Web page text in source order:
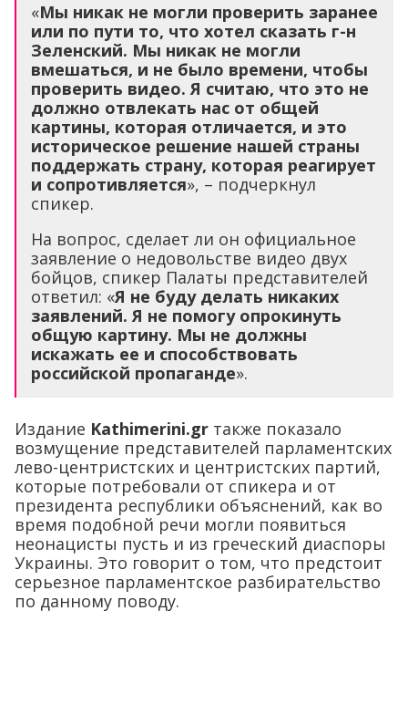
«Мы никак не могли проверить заранее
или по пути то, что хотел сказать г-н
Зеленский. Мы никак не могли
вмешаться, и не было времени, чтобы
проверить видео. Я считаю, что это не
должно отвлекать нас от общей
картины, которая отличается, и это
историческое решение нашей страны
поддержать страну, которая реагирует
и сопротивляется», – подчеркнул
спикер.
На вопрос, сделает ли он официальное
заявление о недовольстве видео двух
бойцов, спикер Палаты представителей
ответил: «Я не буду делать никаких
заявлений. Я не помогу опрокинуть
общую картину. Мы не должны
искажать ее и способствовать
российской пропаганде».
Издание Kathimerini.gr также показало
возмущение представителей парламентских
лево-центристских и центристских партий,
которые потребовали от спикера и от
президента республики объяснений, как во
время подобной речи могли появиться
неонацисты пусть и из греческий диаспоры
Украины. Это говорит о том, что предстоит
серьезное парламентское разбирательство
по данному поводу.